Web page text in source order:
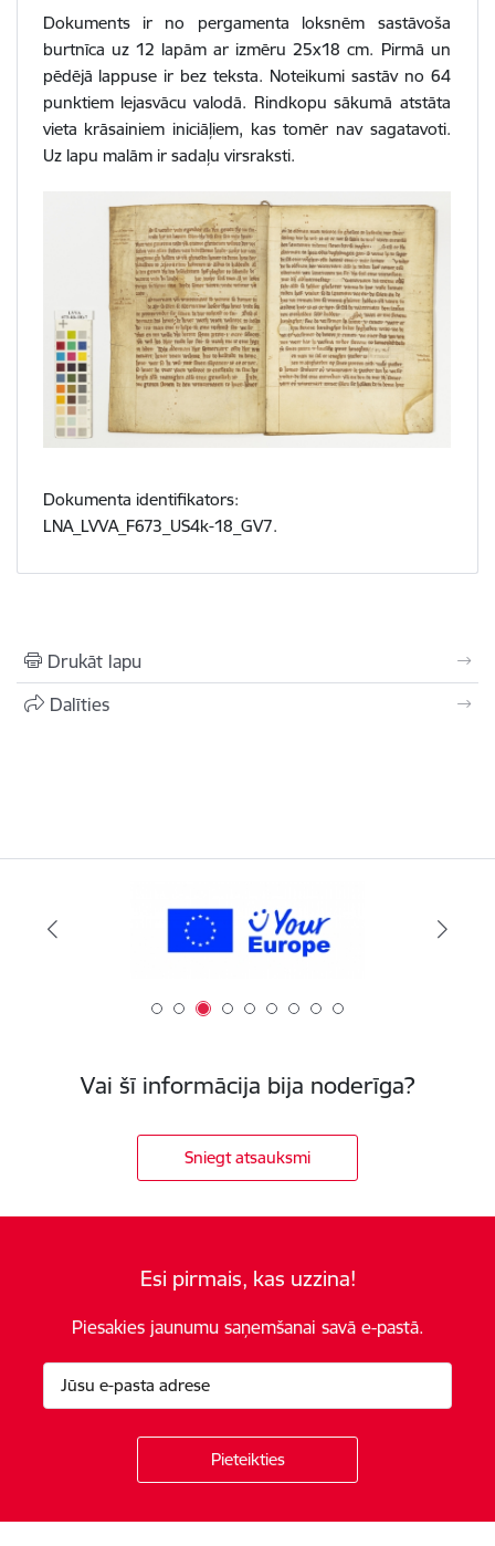
Dokuments ir no pergamenta loksnēm sastāvoša
burtnīca uz 12 lapām ar izmēru 25x18 cm. Pirmā un
pēdējā lappuse ir bez teksta. Noteikumi sastāv no 64
punktiem lejasvācu valodā. Rindkopu sākumā atstāta
vieta krāsainiem iniciāļiem, kas tomēr nav sagatavoti.
Uz lapu malām ir sadaļu virsraksti.
Dokumenta identifikators:
LNA_LVVA_F673_US4k-18_GV7.
Drukāt lapu
Dalīties
Vai šī informācija bija noderīga?
Sniegt atsauksmi
Esi pirmais, kas uzzina!
Piesakies jaunumu saņemšanai savā e-pastā.